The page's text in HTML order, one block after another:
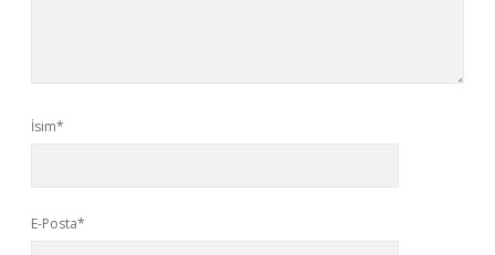
İsim*
E-Posta*